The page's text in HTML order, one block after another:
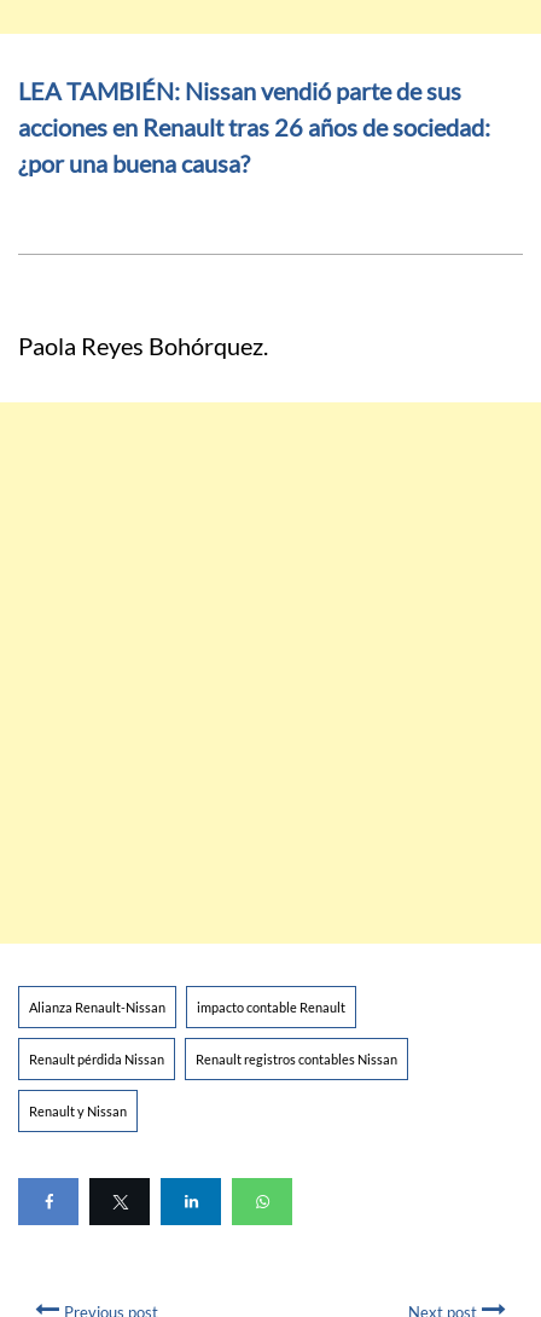
LEA TAMBIÉN: Nissan vendió parte de sus
acciones en Renault tras 26 años de sociedad:
¿por una buena causa?
Paola Reyes Bohórquez.
Alianza Renault-Nissan impacto contable Renault
Renault pérdida Nissan Renault registros contables Nissan
Renault y Nissan
Previous post Next post